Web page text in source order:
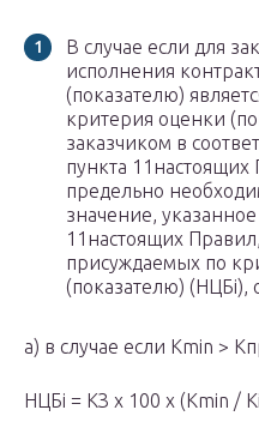
В случае если для
исполнения
(показателю)
критерия оценки
заказчиком в
пункта 11настоящих
предельно
значение,
11настоящих
присуждаемых по
(показателю) (НЦБi),
а) в случае если Кmin >
НЦБi = КЗ x 100 x (Кmin /